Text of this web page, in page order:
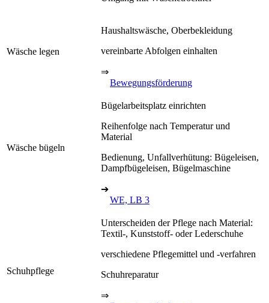
Wäsche legen
Haushaltswäsche, Oberbekleidung
vereinbarte Abfolgen einhalten
⇒
Bewegungsförderung
Wäsche bügeln
Bügelarbeitsplatz einrichten
Reihenfolge nach Temperatur und
Material
Bedienung, Unfallverhütung: Bügeleisen,
Dampfbügeleisen, Bügelmaschine
➔
WE, LB 3
Schuhpflege
Unterscheiden der Pflege nach Material:
Textil-, Kunststoff- oder Lederschuhe
verschiedene Pflegemittel und -verfahren
Schuhreparatur
⇒